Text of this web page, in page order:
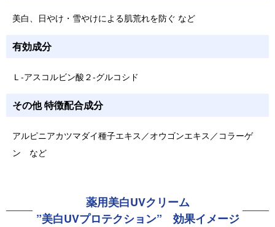
美白、日やけ・雪やけによる肌荒れを防ぐ など
有効成分
Ｌ-アスコルビン酸２-グルコシド
その他 特徴配合成分
アルピニアカツマダイ種子エキス／オウゴンエキス／コラーゲ
ン など
薬用美白UVクリーム
”美白UVプロテクション” 効果イメージ